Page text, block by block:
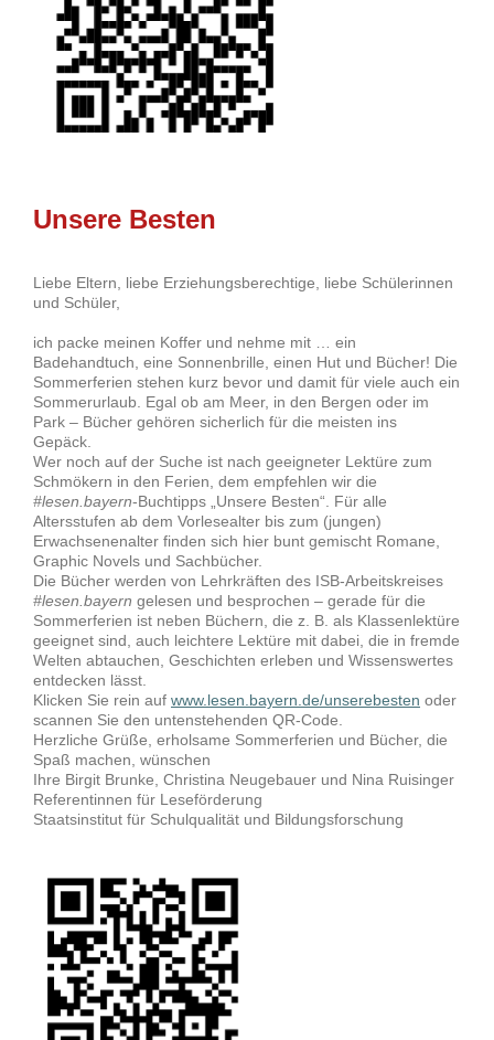
Unsere Besten
Liebe Eltern, liebe Erziehungsberechtige, liebe Schülerinnen
und Schüler,
ich packe meinen Koffer und nehme mit … ein
Badehandtuch, eine Sonnenbrille, einen Hut und Bücher! Die
Sommerferien stehen kurz bevor und damit für viele auch ein
Sommerurlaub. Egal ob am Meer, in den Bergen oder im
Park – Bücher gehören sicherlich für die meisten ins
Gepäck.
Wer noch auf der Suche ist nach geeigneter Lektüre zum
Schmökern in den Ferien, dem empfehlen wir die
#lesen.bayern-Buchtipps „Unsere Besten“. Für alle
Altersstufen ab dem Vorlesealter bis zum (jungen)
Erwachsenenalter finden sich hier bunt gemischt Romane,
Graphic Novels und Sachbücher.
Die Bücher werden von Lehrkräften des ISB-Arbeitskreises
#lesen.bayern gelesen und besprochen – gerade für die
Sommerferien ist neben Büchern, die z. B. als Klassenlektüre
geeignet sind, auch leichtere Lektüre mit dabei, die in fremde
Welten abtauchen, Geschichten erleben und Wissenswertes
entdecken lässt.
Klicken Sie rein auf www.lesen.bayern.de/unserebesten oder
scannen Sie den untenstehenden QR-Code.
Herzliche Grüße, erholsame Sommerferien und Bücher, die
Spaß machen, wünschen
Ihre Birgit Brunke, Christina Neugebauer und Nina Ruisinger
Referentinnen für Leseförderung
Staatsinstitut für Schulqualität und Bildungsforschung